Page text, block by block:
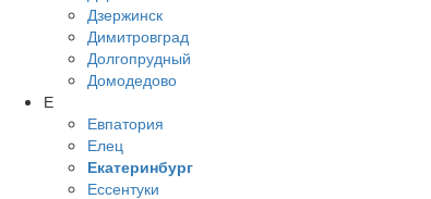
Дзержинск
Димитровград
Долгопрудный
Домодедово
Е
Евпатория
Елец
Екатеринбург
Ессентуки